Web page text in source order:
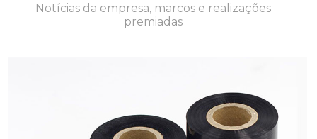
Notícias da empresa, marcos e realizações
premiadas